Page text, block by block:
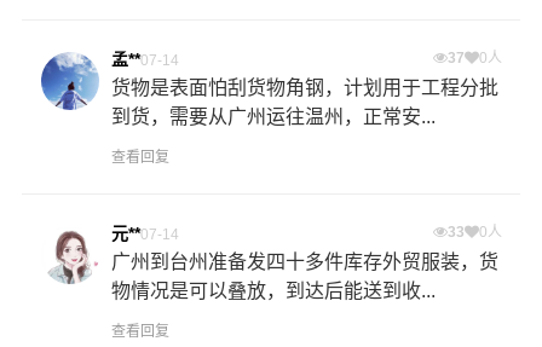
孟**07-14 37 0人
货物是表面怕刮货物角钢，计划用于工程分批
到货，需要从广州运往温州，正常安...
查看回复
元**07-14 33 0人
广州到台州准备发四十多件库存外贸服装，货
物情况是可以叠放，到达后能送到收...
查看回复